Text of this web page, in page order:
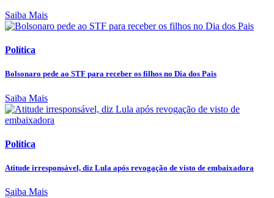
Saiba Mais
Política
Bolsonaro pede ao STF para receber os filhos no Dia dos Pais
Saiba Mais
Política
Atitude irresponsável, diz Lula após revogação de visto de embaixadora
Saiba Mais